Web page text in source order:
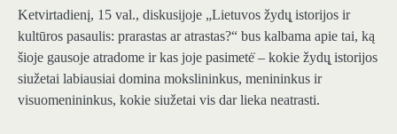
Ketvirtadienį, 15 val., diskusijoje „Lietuvos žydų̨ istorijos ir
kultūros pasaulis: prarastas ar atrastas?“ bus kalbama apie tai, ką
šioje gausoje atradome ir kas joje pasimetė̇ – kokie žydų̨ istorijos
siužetai labiausiai domina mokslininkus, menininkus ir
visuomenininkus, kokie siužetai vis dar lieka neatrasti.